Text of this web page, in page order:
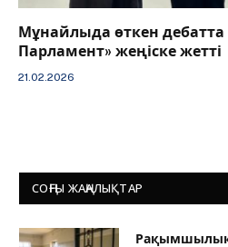
Мұнайлыда өткен дебатта
Парламент» жеңіске жетті
21.02.2026
СОҢҒЫ ЖАҢАЛЫҚТАР
Рақымшылық